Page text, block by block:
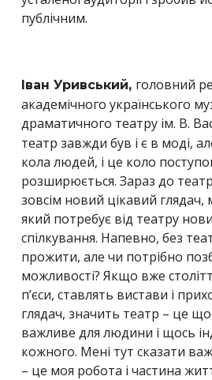
публічним.
Іван Уривський, головний
академічного українського
драматичного театру ім. В.
театр завжди був і є в моді,
кола людей, і це коло
розширюється. Зараз до
зовсім новий цікавий глядач,
який потребує від театру
спілкування. Напевно, без
прожити, але чи потрібно
можливості? Якщо вже
п’єси, ставлять вистави і
глядач, значить театр – це
важливе для людини і щось
кожного. Мені тут сказати
– це моя робота і частина